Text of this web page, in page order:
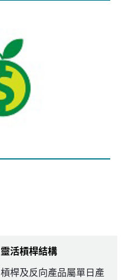
靈活槓桿結構
槓桿及反向產品屬單日產